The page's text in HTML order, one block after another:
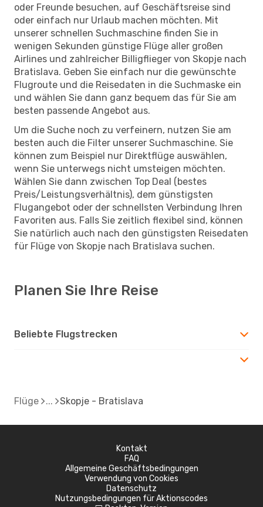
oder Freunde besuchen, auf Geschäftsreise sind
oder einfach nur Urlaub machen möchten. Mit
unserer schnellen Suchmaschine finden Sie in
wenigen Sekunden günstige Flüge aller großen
Airlines und zahlreicher Billigflieger von Skopje nach
Bratislava. Geben Sie einfach nur die gewünschte
Flugroute und die Reisedaten in die Suchmaske ein
und wählen Sie dann ganz bequem das für Sie am
besten passende Angebot aus.
Um die Suche noch zu verfeinern, nutzen Sie am
besten auch die Filter unserer Suchmaschine. Sie
können zum Beispiel nur Direktflüge auswählen,
wenn Sie unterwegs nicht umsteigen möchten.
Wählen Sie dann zwischen Top Deal (bestes
Preis/Leistungsverhältnis), dem günstigsten
Flugangebot oder der schnellsten Verbindung Ihren
Favoriten aus. Falls Sie zeitlich flexibel sind, können
Sie natürlich auch nach den günstigsten Reisedaten
für Flüge von Skopje nach Bratislava suchen.
Planen Sie Ihre Reise
Beliebte Flugstrecken
Flüge Skopje - Bratislava
Kontakt
FAQ
Allgemeine Geschäftsbedingungen
Verwendung von Cookies
Datenschutz
Nutzungsbedingungen für Aktionscodes